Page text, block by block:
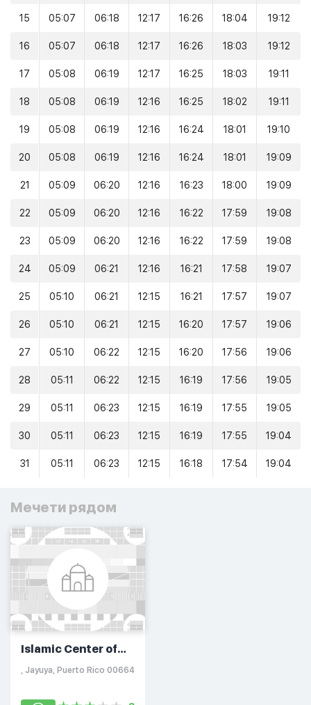
15 05:07 06:18 12:17 16:26 18:04 19:12
16 05:07 06:18 12:17 16:26 18:03 19:12
17 05:08 06:19 12:17 16:25 18:03 19:11
18 05:08 06:19 12:16 16:25 18:02 19:11
19 05:08 06:19 12:16 16:24 18:01 19:10
20 05:08 06:19 12:16 16:24 18:01 19:09
21 05:09 06:20 12:16 16:23 18:00 19:09
22 05:09 06:20 12:16 16:22 17:59 19:08
23 05:09 06:20 12:16 16:22 17:59 19:08
24 05:09 06:21 12:16 16:21 17:58 19:07
25 05:10 06:21 12:15 16:21 17:57 19:07
26 05:10 06:21 12:15 16:20 17:57 19:06
27 05:10 06:22 12:15 16:20 17:56 19:06
28 05:11 06:22 12:15 16:19 17:56 19:05
29 05:11 06:23 12:15 16:19 17:55 19:05
30 05:11 06:23 12:15 16:19 17:55 19:04
31 05:11 06:23 12:15 16:18 17:54 19:04
Мечети рядом
Islamic Center of
Jayuya
, Jayuya, Puerto Rico 00664